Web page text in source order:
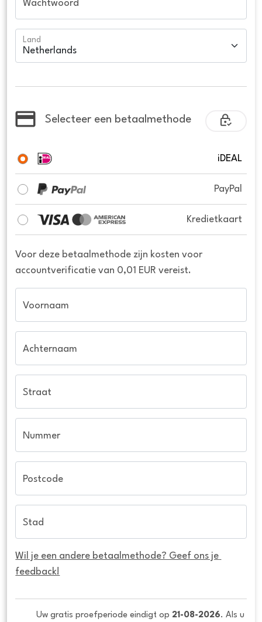
Wachtwoord
Land
Selecteer een betaalmethode
iDEAL
PayPal
Kredietkaart
Voor deze betaalmethode zijn kosten voor
accountverificatie van 0,01 EUR vereist.
Voornaam
Achternaam
Straat
Nummer
Postcode
Stad
Wil je een andere betaalmethode? Geef ons je
feedback!
Uw gratis proefperiode eindigt op 21-08-2026. Als u